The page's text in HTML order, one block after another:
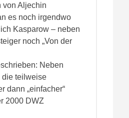
von Aljechin
es noch irgendwo
Kasparow – neben
noch „Von der
Neben
die teilweise
dann „einfacher“
2000 DWZ